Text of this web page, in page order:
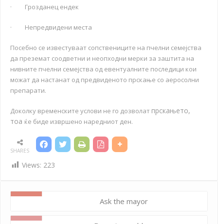
· Грозданец ендек
· Непредвидени места
Посебно се известуваат сопствениците на пчелни семејства
да преземат соодветни и неопходни мерки за заштита на
нивните пчелни семејства од евентуалните последици кои
можат да настанат од предвиденото прскање со аеросолни
препарати.
Доколку временските услови не го дозволат прскањето,
тоа ќе биде извршено наредниот ден.
SHARES
Views: 223
Ask the mayor